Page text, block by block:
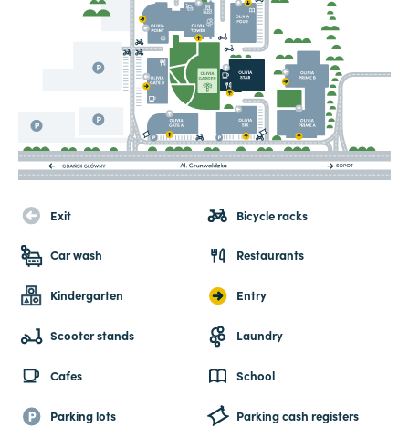
Exit Bicycle racks
Car wash Restaurants
Kindergarten Entry
Scooter stands Laundry
Cafes School
Parking lots Parking cash registers